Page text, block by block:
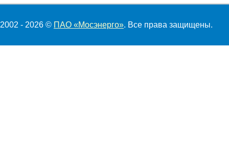
2002 - 2026 © ПАО «Мосэнерго». Все права защищены.